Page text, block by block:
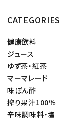
CATEGORIES
健康飲料
ジュース
ゆず茶・紅茶
マーマレード
味ぽん酢
搾り果汁100％
辛味調味料・塩